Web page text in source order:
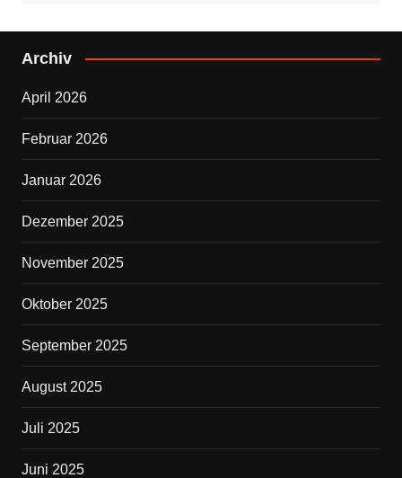
c
e
o
o
k
tt
er
Archiv
April 2026
Februar 2026
Januar 2026
Dezember 2025
November 2025
Oktober 2025
September 2025
August 2025
Juli 2025
Juni 2025